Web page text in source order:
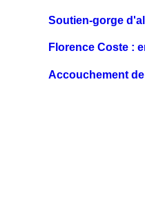
Soutien-gorge
Florence Coste :
Accouchement